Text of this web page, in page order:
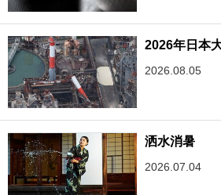
2026年日本
2026.08.05
洒水消暑
2026.07.04